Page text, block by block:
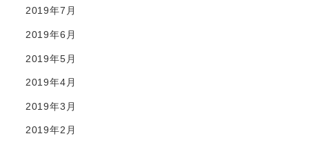
2019年7月
2019年6月
2019年5月
2019年4月
2019年3月
2019年2月